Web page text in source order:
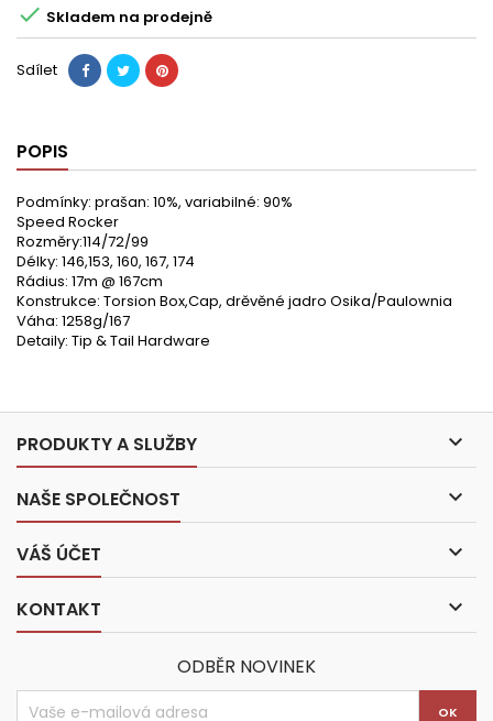
 Skladem na prodejně
Sdílet
POPIS
Podmínky: prašan: 10%, variabilné: 90%
Speed Rocker
Rozměry:114/72/99
Délky: 146,153, 160, 167, 174
Rádius: 17m @ 167cm
Konstrukce: Torsion Box,Cap, drěvěné jadro Osika/Paulownia
Váha: 1258g/167
Detaily: Tip & Tail Hardware
PRODUKTY A SLUŽBY 
NAŠE SPOLEČNOST 
VÁŠ ÚČET 
KONTAKT 
ODBĚR NOVINEK